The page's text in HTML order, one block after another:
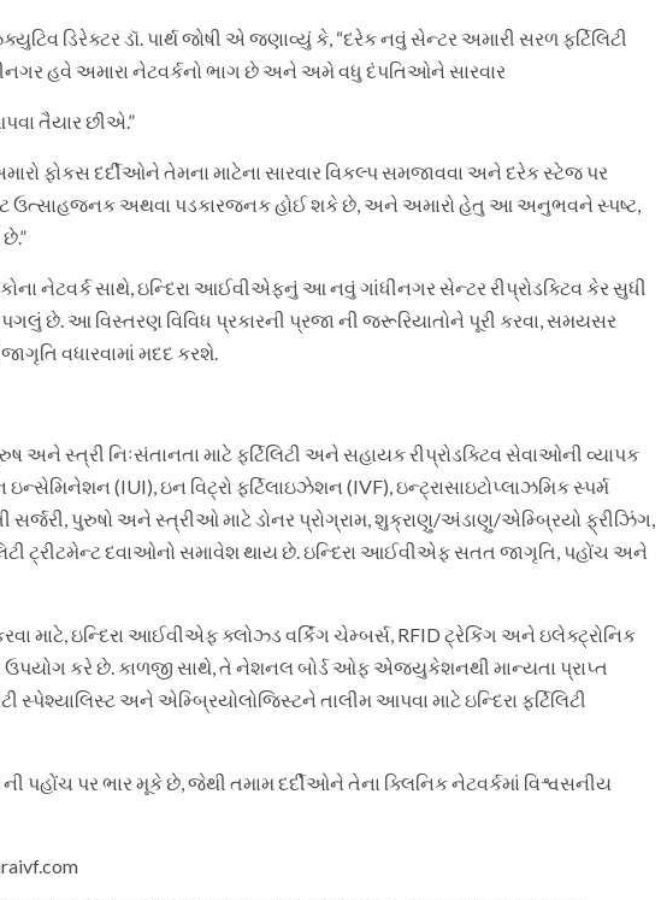
ડિરેક્ટર ડૉ. પાર્થ જોષી એ જણાવ્યું કે, “દરેક નવું સેન્ટર અમારી સરળ ફર્ટિલિટી
હવે અમારા નેટવર્કનો ભાગ છે અને અમે વધુ દંપતિઓને સારવાર
તૈયાર છીએ.”
ફોકસ દર્દીઓને તેમના માટેના સારવાર વિકલ્પ સમજાવવા અને દરેક સ્ટેજ પર
ઉત્સાહજનક અથવા પડકારજનક હોઈ શકે છે, અને અમારો હેતુ આ અનુભવને સ્પષ્ટ,
નેટવર્ક સાથે, ઇન્દિરા આઈવીએફનું આ નવું ગાંધીનગર સેન્ટર રીપ્રોડક્ટિવ કેર સુધી
છે. આ વિસ્તરણ વિવિધ પ્રકારની પ્રજા ની જરૂરિયાતોને પૂરી કરવા, સમયસર
વધારવામાં મદદ કરશે.
અને સ્ત્રી નિઃસંતાનતા માટે ફર્ટિલિટી અને સહાયક રીપ્રોડક્ટિવ સેવાઓની વ્યાપક
(IUI), ઇન વિટ્રો ફર્ટિલાઇઝેશન (IVF), ઇન્ટ્રાસાઇટોપ્લાઝમિક સ્પર્મ
સર્જરી, પુરુષો અને સ્ત્રીઓ માટે ડોનર પ્રોગ્રામ, શુક્રાણુ/અંડાણુ/એમ્બ્રિયો ફ્રીઝિંગ,
ટ્રીટમેન્ટ દવાઓનો સમાવેશ થાય છે. ઇન્દિરા આઈવીએફ સતત જાગૃતિ, પહોંચ અને
માટે, ઇન્દિરા આઈવીએફ ક્લોઝ્ડ વર્કિંગ ચેમ્બર્સ, RFID ટ્રેકિંગ અને ઇલેક્ટ્રોનિક
ઉપયોગ કરે છે. કાળજી સાથે, તે નેશનલ બોર્ડ ઓફ એજ્યુકેશનથી માન્યતા પ્રાપ્ત
સ્પેશ્યાલિસ્ટ અને એમ્બ્રિયોલોજિસ્ટને તાલીમ આપવા માટે ઇન્દિરા ફર્ટિલિટી
પહોંચ પર ભાર મૂકે છે, જેથી તમામ દર્દીઓને તેના ક્લિનિક નેટવર્કમાં વિશ્વસનીય